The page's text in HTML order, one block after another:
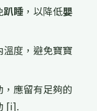
趴睡 ，以降低嬰
度，避免寶寶
應留有足夠的
[i].